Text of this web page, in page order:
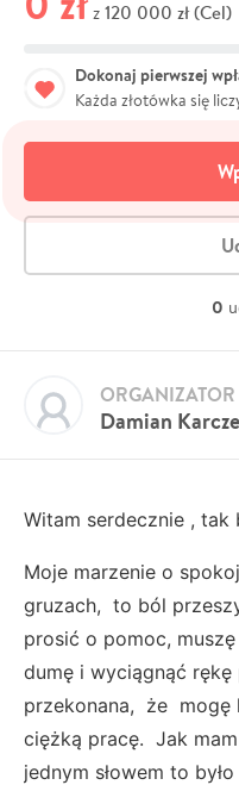
z 120 000 zł (Cel)
Dokonaj pierwszej
Każda złotówka się
0
Damian
Witam serdecznie ,
Moje marzenie o
gruzach, to ból
prosić o pomoc,
dumę i wyciągnąć
przekonana, że mogę
ciężką pracę. Jak
jednym słowem to